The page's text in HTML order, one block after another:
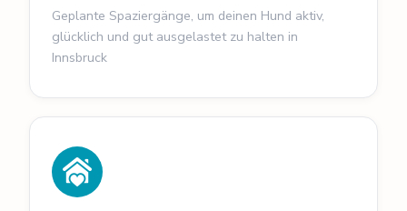
Geplante Spaziergänge, um deinen Hund aktiv,
glücklich und gut ausgelastet zu halten in
Innsbruck